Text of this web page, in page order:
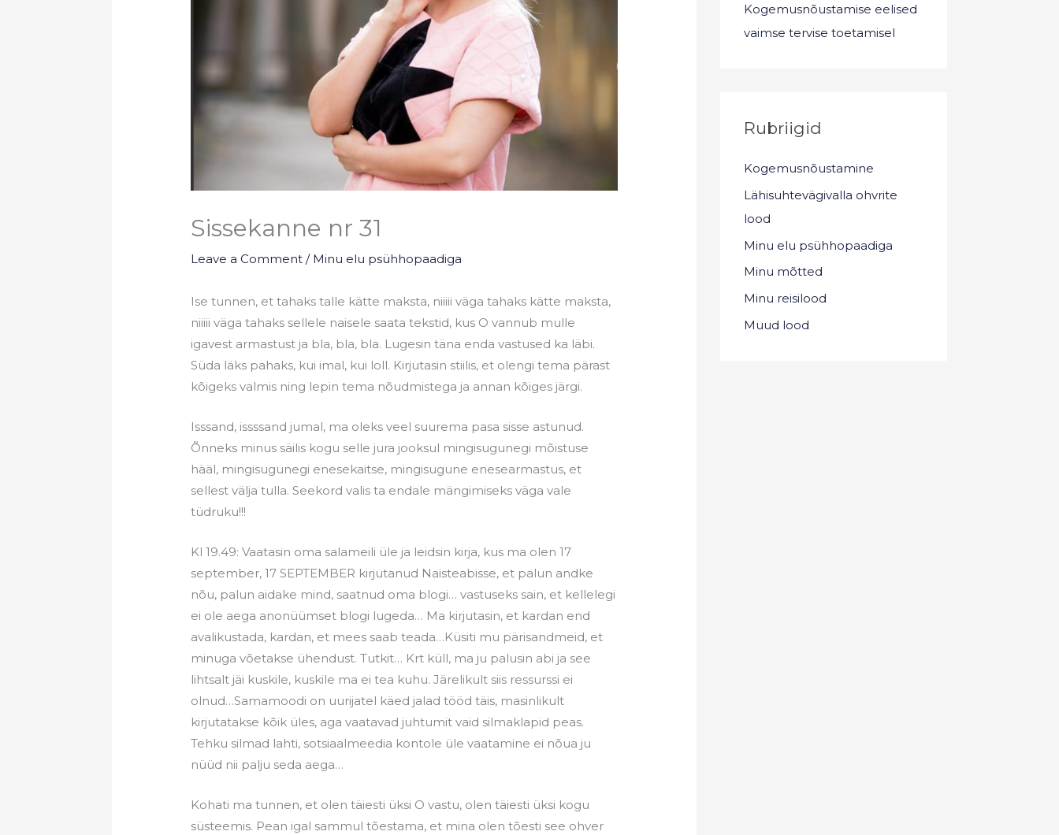
Sissekanne nr 31
Leave a Comment / Minu elu psühhopaadiga
Ise tunnen, et tahaks talle kätte maksta, niiiii väga tahaks kätte maksta,
niiiii väga tahaks sellele naisele saata tekstid, kus O vannub mulle
igavest armastust ja bla, bla, bla. Lugesin täna enda vastused ka läbi.
Süda läks pahaks, kui imal, kui loll. Kirjutasin stiilis, et olengi tema pärast
kõigeks valmis ning lepin tema nõudmistega ja annan kõiges järgi.
Isssand, issssand jumal, ma oleks veel suurema pasa sisse astunud.
Õnneks minus säilis kogu selle jura jooksul mingisugunegi mõistuse
hääl, mingisugunegi enesekaitse, mingisugune enesearmastus, et
sellest välja tulla. Seekord valis ta endale mängimiseks väga vale
tüdruku!!!
Kl 19.49: Vaatasin oma salameili üle ja leidsin kirja, kus ma olen 17
september, 17 SEPTEMBER kirjutanud Naisteabisse, et palun andke
nõu, palun aidake mind, saatnud oma blogi… vastuseks sain, et kellelegi
ei ole aega anonüümset blogi lugeda… Ma kirjutasin, et kardan end
avalikustada, kardan, et mees saab teada…Küsiti mu pärisandmeid, et
minuga võetakse ühendust. Tutkit… Krt küll, ma ju palusin abi ja see
lihtsalt jäi kuskile, kuskile ma ei tea kuhu. Järelikult siis ressurssi ei
olnud…Samamoodi on uurijatel käed jalad tööd täis, masinlikult
kirjutatakse kõik üles, aga vaatavad juhtumit vaid silmaklapid peas.
Tehku silmad lahti, sotsiaalmeedia kontole üle vaatamine ei nõua ju
nüüd nii palju seda aega…
Kohati ma tunnen, et olen täiesti üksi O vastu, olen täiesti üksi kogu
süsteemis. Pean igal sammul tõestama, et mina olen tõesti see ohver
Kogemusnõustamise eelised
vaimse tervise toetamisel
Rubriigid
Kogemusnõustamine
Lähisuhtevägivalla ohvrite
lood
Minu elu psühhopaadiga
Minu mõtted
Minu reisilood
Muud lood